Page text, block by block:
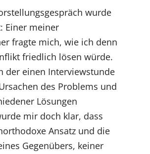
wurde
Einer meiner
fragte mich, wie ich denn
friedlich lösen würde.
der einen Interviewstunde
des Problems und
Lösungen
mir doch klar, dass
Ansatz und die
Gegenübers, keiner